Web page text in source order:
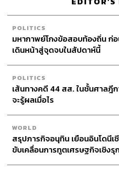
POLITICS
มหากาพย์โกงข้อสอบท้องถิ่น ก่
เดินหน้าสู่จุดจบในสัปดาห์นี้
POLITICS
เส้นทางคดี 44 สส. ในชั้นศาลฎี
จะรู้ผลเมื่อไร
WORLD
สรุปภารกิจอนุทิน เยือนอินโดนีเ
ขับเคลื่อนการทูตเศรษฐกิจเชิงรุ